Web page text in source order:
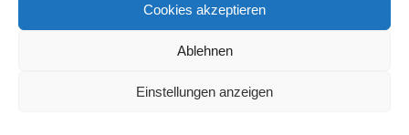
Cookies akzeptieren
Ablehnen
Einstellungen anzeigen